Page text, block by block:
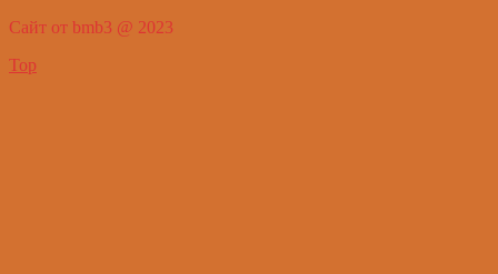
Сайт от bmb3 @ 2023
Top